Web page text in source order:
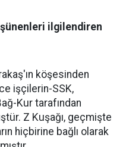
ilgilendiren
köşesinden
işçilerin-SSK,
Kur tarafından
Z Kuşağı, geçmişte
hiçbirine bağlı olarak